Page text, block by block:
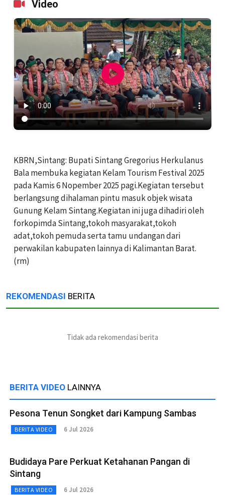
Video
KBRN,Sintang: Bupati Sintang Gregorius Herkulanus
Bala membuka kegiatan Kelam Tourism Festival 2025
pada Kamis 6 Nopember 2025 pagi.Kegiatan tersebut
berlangsung dihalaman pintu masuk objek wisata
Gunung Kelam Sintang.Kegiatan ini juga dihadiri oleh
forkopimda Sintang,tokoh masyarakat,tokoh
adat,tokoh pemuda serta tamu undangan dari
perwakilan kabupaten lainnya di Kalimantan Barat.
(rm)
REKOMENDASI BERITA
Tidak ada rekomendasi berita
BERITA VIDEO LAINNYA
Pesona Tenun Songket dari Kampung Sambas
BERITA VIDEO 6 Jul 2026
Budidaya Pare Perkuat Ketahanan Pangan di
Sintang
BERITA VIDEO 6 Jul 2026